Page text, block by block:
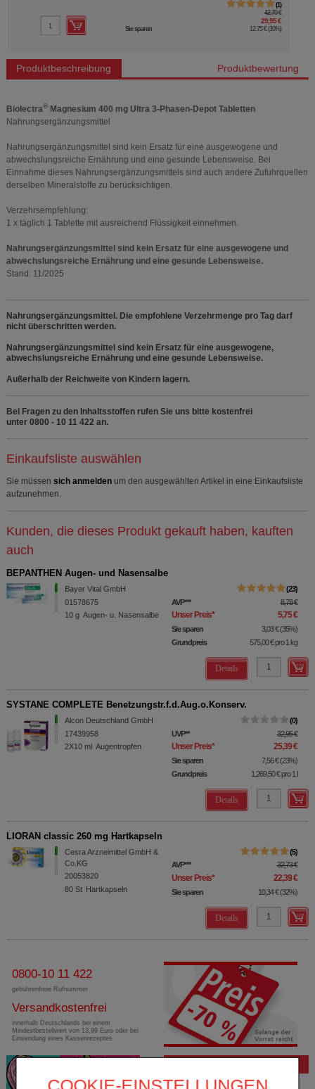
COOKIE-EINSTELLUNGEN
1
42,70 €
29,95 €
Sie sparen 12,75 € (30%)
Produktbeschreibung Produktbewertung
Biolectra®Magnesium 400 mg Ultra 3-Phasen-Depot Tabletten
Nahrungsergänzungsmittel
Nahrungsergänzungsmittel sind kein Ersatz für eine ausgewogene und
abwechslungsreiche Ernährung und eine gesunde Lebensweise. Bei
Einnahme dieses Nahrungsergänzungsmittels sind auch andere Zufuhrquellen
derselben Mineralstoffe zu berücksichtigen.
Verzehrsempfehlung:
1 x täglich 1 Tablette mit ausreichend Flüssigkeit einnehmen.
Nahrungsergänzungsmittel sind kein Ersatz für eine ausgewogene und
abwechslungsreiche Ernährung und eine gesunde Lebensweise.
Stand: 11/2025
Nahrungsergänzungsmittel. Die empfohlene Verzehrmenge pro Tag darf
nicht überschritten werden.
Nahrungsergänzungsmittel sind kein Ersatz für eine ausgewogene,
abwechslungsreiche Ernährung und eine gesunde Lebensweise.
Außerhalb der Reichweite von Kindern lagern.
Bei Fragen zu den Inhaltsstoffen rufen Sie uns bitte kostenfrei
unter 0800 - 10 11 422 an.
Einkaufsliste auswählen
Sie müssen sich anmelden um den ausgewählten Artikel in eine Einkaufsliste
aufzunehmen.
Kunden, die dieses Produkt gekauft haben, kauften
auch
BEPANTHEN Augen- und Nasensalbe
Bayer Vital GmbH
01578675
10 g Augen- u. Nasensalbe
23
AVP*** 8,78 €
Unser Preis* 5,75 €
Sie sparen 3,03 € (35%)
Grundpreis
575,00 €pro 1 kg
Details
SYSTANE COMPLETE Benetzungstr.f.d.Aug.o.Konserv.
Alcon Deutschland GmbH
17439958
2X10 ml Augentropfen
0
UVP** 32,95 €
Unser Preis* 25,39 €
Sie sparen 7,56 € (23%)
Grundpreis
1.269,50 €pro 1 l
Details
LIORAN classic 260 mg Hartkapseln
Cesra Arzneimittel GmbH &
Co.KG
20053820
80 St Hartkapseln
5
AVP*** 32,73 €
Unser Preis* 22,39 €
Sie sparen 10,34 € (32%)
Details
0800-10 11 422
gebührenfreie Rufnummer
Versandkostenfrei
innerhalb Deutschlands bei einem
Mindestbestellwert von 13,99 Euro oder bei
Einsendung eines Kassenrezeptes